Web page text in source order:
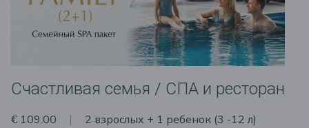
Счастливая семья / СПА и ресторан
€ 109.00 2 взрослых + 1 ребенок (3 -12 л)